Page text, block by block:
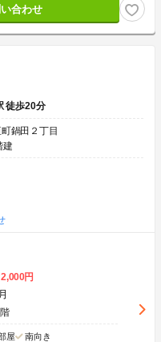
合わせ
徒歩20分
鍋田２丁目
建
2,000円
屋 南向き